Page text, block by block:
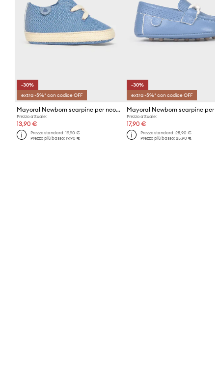
-30%
extra -5%* con codice OFF
Mayoral Newborn scarpine per neonato/a
Prezzo attuale:
13,90 €
Prezzo standard:19,90 €
Prezzo più basso:19,90 €
-30%
extra -5%* con codice OFF
Prezzo attuale:
17,90 €
Prezzo standard: 25,90 €
Prezzo più basso: 25,90 €